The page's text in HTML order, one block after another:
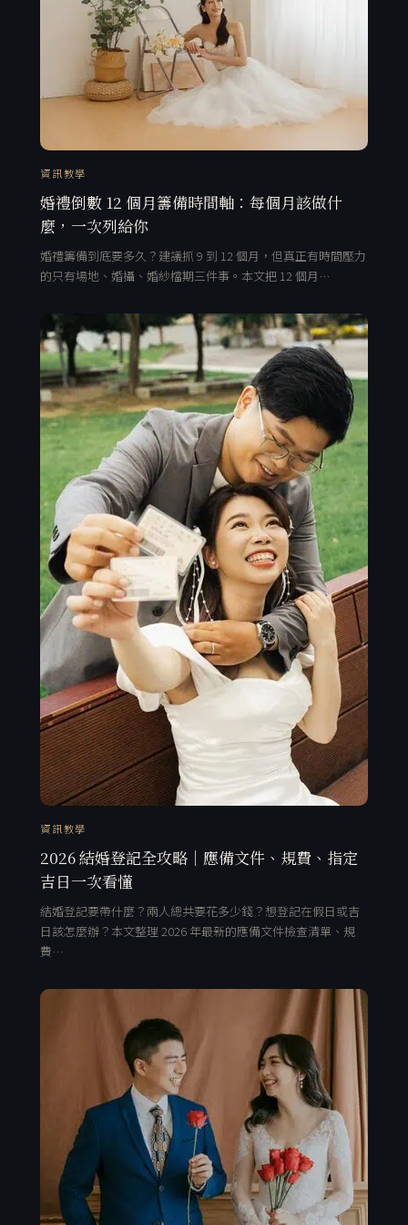
資訊教學
婚禮倒數 12 個月籌備時間軸：每個月該做什
麼，一次列給你
婚禮籌備到底要多久？建議抓 9 到 12 個月，但真正有時間壓力
的只有場地、婚攝、婚紗檔期三件事。本文把 12 個月…
資訊教學
2026 結婚登記全攻略｜應備文件、規費、指定
吉日一次看懂
結婚登記要帶什麼？兩人總共要花多少錢？想登記在假日或吉
日該怎麼辦？本文整理 2026 年最新的應備文件檢查清單、規
費…